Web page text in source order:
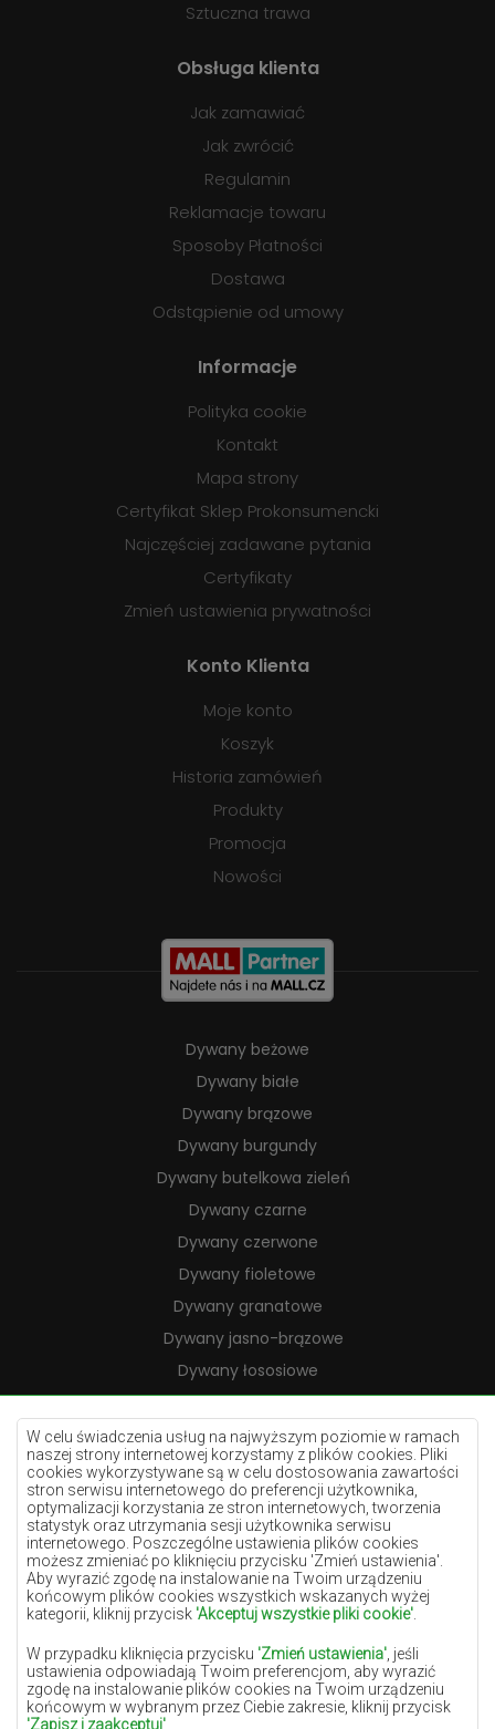
W celu świadczenia usług na najwyższym poziomie w ramach
naszej strony internetowej korzystamy z plików cookies. Pliki
cookies wykorzystywane są w celu dostosowania zawartości
stron serwisu internetowego do preferencji użytkownika,
optymalizacji korzystania ze stron internetowych, tworzenia
statystyk oraz utrzymania sesji użytkownika serwisu
internetowego. Poszczególne ustawienia plików cookies
możesz zmieniać po kliknięciu przycisku 'Zmień ustawienia'.
Aby wyrazić zgodę na instalowanie na Twoim urządzeniu
końcowym plików cookies wszystkich wskazanych wyżej
kategorii, kliknij przycisk 'Akceptuj wszystkie pliki cookie'
W przypadku kliknięcia przycisku 'Zmień ustawienia' , jeśli
ustawienia odpowiadają Twoim preferencjom, aby wyrazić
zgodę na instalowanie plików cookies na Twoim urządzeniu
końcowym w wybranym przez Ciebie zakresie, kliknij przycisk
'Zapisz i zaakceptuj'
Sztuczna trawa
Obsługa klienta
Jak zamawiać
Jak zwrócić
Regulamin
Reklamacje towaru
Sposoby Płatności
Dostawa
Odstąpienie od umowy
Informacje
Polityka cookie
Kontakt
Mapa strony
Certyfikat Sklep Prokonsumencki
Najczęściej zadawane pytania
Certyfikaty
Zmień ustawienia prywatności
Konto Klienta
Moje konto
Koszyk
Historia zamówień
Produkty
Promocja
Nowości
Dywany beżowe
Dywany białe
Dywany brązowe
Dywany burgundy
Dywany butelkowa zieleń
Dywany czarne
Dywany czerwone
Dywany fioletowe
Dywany granatowe
Dywany jasno-brązowe
Dywany łososiowe
Dywany kremowe
Dywany lilac
Dywany żółte
Dywany miętowe
Dywany niebieskie
Dywany pomarańczowe
Dywany różowe
Dywany szare
Dywany terakota
Dywany zielone